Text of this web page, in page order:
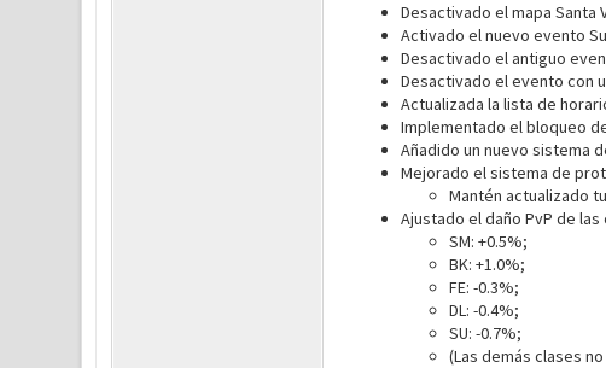
Desactivado el mapa Santa
Activado el nuevo evento
Desactivado el antiguo
Desactivado el evento con
Actualizada la lista de
Implementado el bloqueo
Añadido un nuevo sistema
Mejorado el sistema de
Mantén actualizado
Ajustado el daño PvP de las
SM: +0.5%;
BK: +1.0%;
FE: -0.3%;
DL: -0.4%;
SU: -0.7%;
(Las demás clases